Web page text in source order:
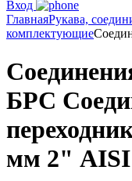
Вход
ГлавнаяРукава,
комплектующие
БРС
мм 2" AISI